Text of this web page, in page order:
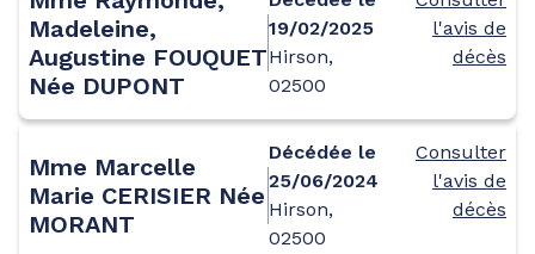
Madeleine,
Augustine FOUQUET
Née DUPONT
19/02/2025
Hirson,
02500
l'avis de
décès
Mme Marcelle
Marie CERISIER Née
MORANT
Décédée le
25/06/2024
Hirson,
02500
Consulter
l'avis de
décès